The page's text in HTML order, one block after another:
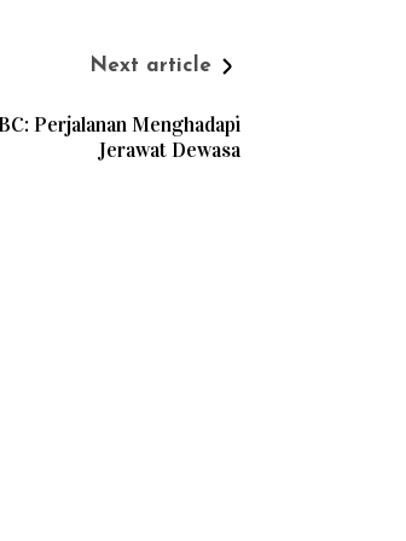
Next article
Perjalanan Menghadapi
Jerawat Dewasa